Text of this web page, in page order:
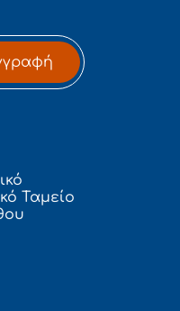
Ταμείο